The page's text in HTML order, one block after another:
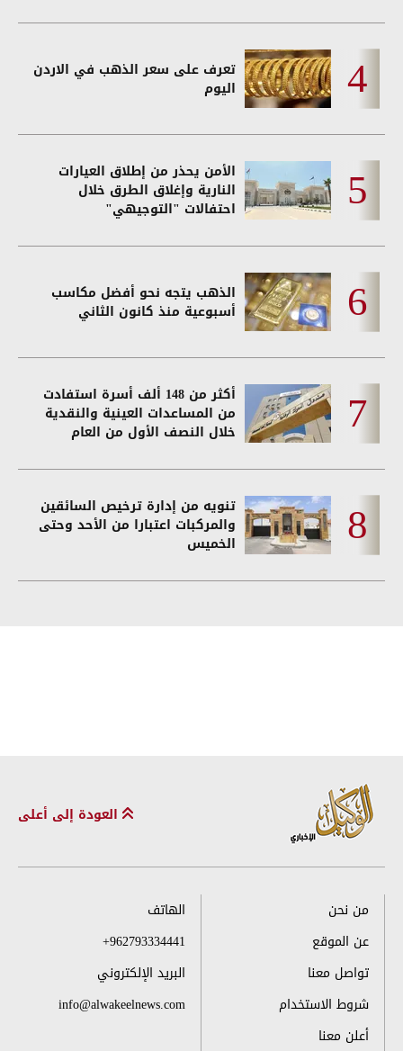
تعرف على سعر الذهب في الاردن
اليوم
الأمن يحذر من إطلاق العيارات
النارية وإغلاق الطرق خلال
احتفالات "التوجيهي"
الذهب يتجه نحو أفضل مكاسب
أسبوعية منذ كانون الثاني
أكثر من 148 ألف أسرة استفادت
من المساعدات العينية والنقدية
خلال النصف الأول من العام
تنويه من إدارة ترخيص السائقين
والمركبات اعتبارا من الأحد وحتى
الخميس
العودة إلى أعلى
من نحن
عن الموقع
تواصل معنا
شروط الاستخدام
أعلن معنا
الهاتف
+962793334441
البريد الإلكتروني
info@alwakeelnews.com